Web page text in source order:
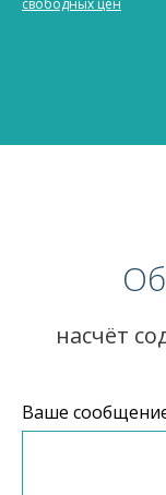
свободных цен
насчёт
Ваше